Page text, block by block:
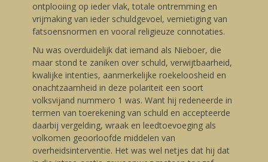
ontplooiing op ieder vlak, totale ontremming en
vrijmaking van ieder schuldgevoel, vernietiging van
fatsoensnormen en vooral religieuze connotaties.
Nu was overduidelijk dat iemand als Nieboer, die
maar stond te zaniken over schuld, verwijtbaarheid,
kwalijke intenties, aanmerkelijke roekeloosheid en
onachtzaamheid in deze polariteit een soort
volksvijand nummero 1 was. Want hij redeneerde in
termen van toerekening van schuld en accepteerde
daarbij vergelding, wraak en leedtoevoeging als
volkomen geoorloofde middelen van
overheidsinterventie. Het was wel netjes dat hij dat